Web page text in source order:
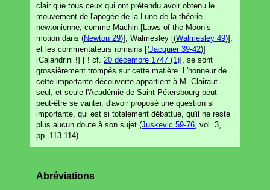
clair que tous ceux qui ont prétendu avoir obtenu le
mouvement de l'apogée de la Lune de la théorie
newtonienne, comme Machin [Laws of the Moon’s
motion dans (Newton 29)], Walmesley [(Walmesley 49)],
et les commentateurs romains [(Jacquier 39-42)]
[Calandrini !] [ ! cf. 20 décembre 1747 (1)], se sont
grossièrement trompés sur cette matière. L'honneur de
cette importante découverte appartient à M. Clairaut
seul, et seule l'Académie de Saint-Pétersbourg peut
peut-être se vanter, d'avoir proposé une question si
importante, qui est si totalement débattue, qu'il ne reste
plus aucun doute à son sujet (Juskevic 59-76 , vol. 3,
pp. 113-114).
Abréviations